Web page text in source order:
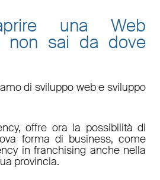
una Web
non sai da dove
di sviluppo web e sviluppo
offre ora la possibilità di
forma di business, come
in franchising anche nella
provincia.